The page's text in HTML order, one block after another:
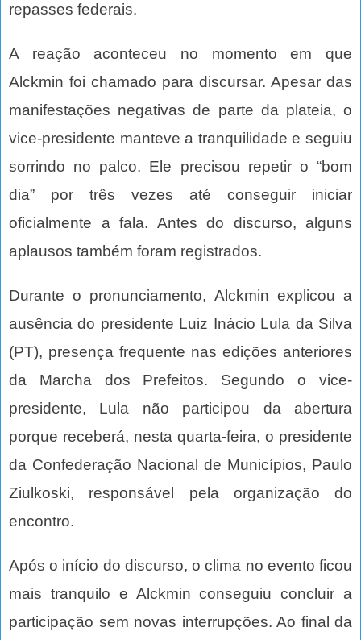
repasses federais.
A reação aconteceu no momento em que
Alckmin foi chamado para discursar. Apesar das
manifestações negativas de parte da plateia, o
vice-presidente manteve a tranquilidade e seguiu
sorrindo no palco. Ele precisou repetir o “bom
dia” por três vezes até conseguir iniciar
oficialmente a fala. Antes do discurso, alguns
aplausos também foram registrados.
Durante o pronunciamento, Alckmin explicou a
ausência do presidente Luiz Inácio Lula da Silva
(PT), presença frequente nas edições anteriores
da Marcha dos Prefeitos. Segundo o vice-
presidente, Lula não participou da abertura
porque receberá, nesta quarta-feira, o presidente
da Confederação Nacional de Municípios, Paulo
Ziulkoski, responsável pela organização do
encontro.
Após o início do discurso, o clima no evento ficou
mais tranquilo e Alckmin conseguiu concluir a
participação sem novas interrupções. Ao final da